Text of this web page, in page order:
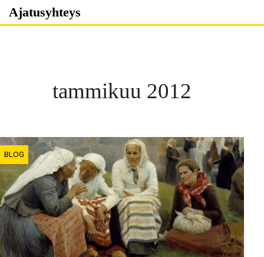
Skip
Ajatusyhteys
tammikuu 2012
BLOG